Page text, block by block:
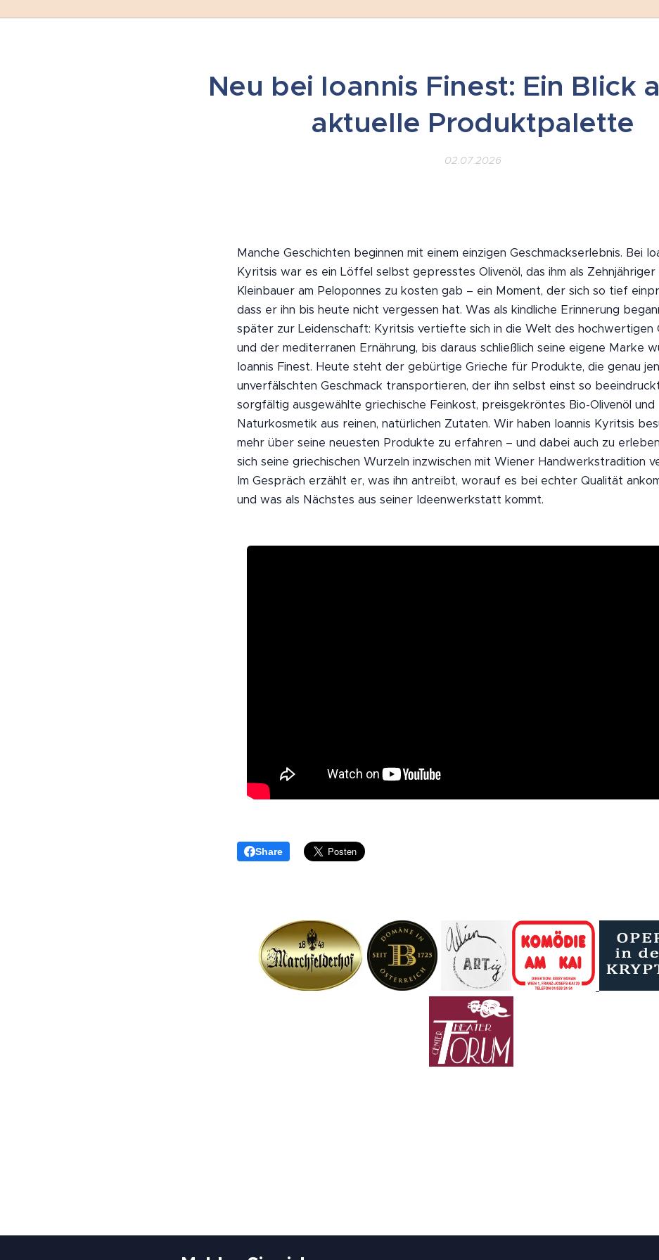
Neu bei Ioannis Finest: Ein Blick
aktuelle Produktpalette
02.07.2026
Manche Geschichten beginnen mit einem einzigen Geschmackserlebnis. Bei
Kyritsis war es ein Löffel selbst gepresstes Olivenöl, das ihm als Zehnjähriger
Kleinbauer am Peloponnes zu kosten gab – ein Moment, der sich so tief
dass er ihn bis heute nicht vergessen hat. Was als kindliche Erinnerung
später zur Leidenschaft: Kyritsis vertiefte sich in die Welt des hochwertigen
und der mediterranen Ernährung, bis daraus schließlich seine eigene Marke
Ioannis Finest. Heute steht der gebürtige Grieche für Produkte, die genau
unverfälschten Geschmack transportieren, der ihn selbst einst so
sorgfältig ausgewählte griechische Feinkost, preisgekröntes Bio-Olivenöl und
Naturkosmetik aus reinen, natürlichen Zutaten. Wir haben Ioannis Kyritsis
mehr über seine neuesten Produkte zu erfahren – und dabei auch zu
sich seine griechischen Wurzeln inzwischen mit Wiener Handwerkstradition
Im Gespräch erzählt er, was ihn antreibt, worauf es bei echter Qualität
und was als Nächstes aus seiner Ideenwerkstatt kommt.
Share